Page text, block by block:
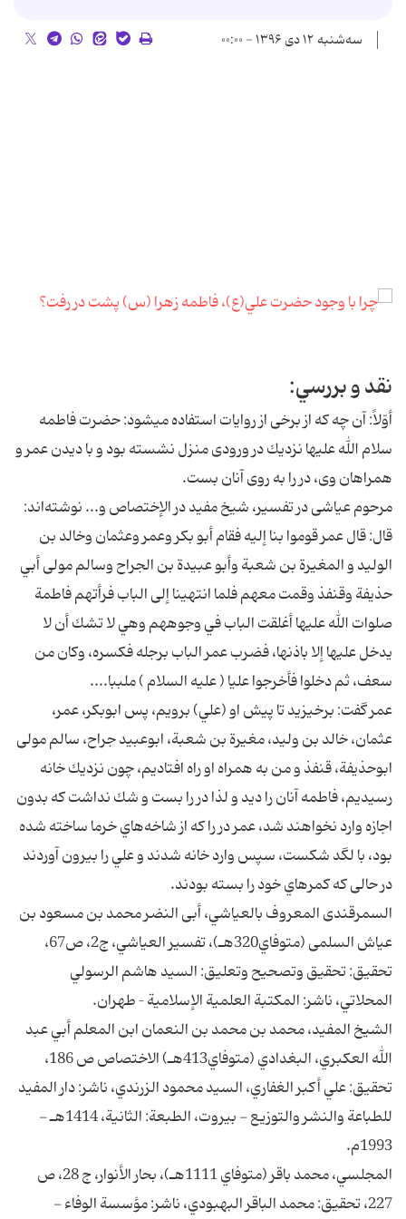
سه‌شنبه ۱۲ دی ۱۳۹۶ - ۰۰:۰۰
نقد و بررسي:
أوّلاً: آن چه كه از برخى از روايات استفاده مى‏شود: حضرت فاطمه
سلام الله عليها نزديك در ورودى منزل نشسته بود و با ديدن عمر و
همراهان وى، در را به روى آنان بست.
مرحوم عياشى در تفسير، شيخ مفيد در الإختصاص و... نوشته‌اند:
قال: قال عمر قوموا بنا إليه فقام أبو بكر وعمر وعثمان وخالد بن
الوليد و المغيرة بن شعبة وأبو عبيدة بن الجراح وسالم مولى أبي
حذيفة وقنفذ وقمت معهم فلما انتهينا إلى الباب فرأتهم فاطمة
صلوات الله عليها أغلقت الباب في وجوههم وهي لا تشك أن لا
يدخل عليها إلا باذنها، فضرب عمر الباب برجله فكسره، وكان من
سعف، ثم دخلوا فأخرجوا عليا ( عليه السلام ) ملببا....
عمر گفت: برخيزيد تا پيش او (علي) برويم، پس ابوبكر، عمر،
عثمان،‌ خالد بن وليد، مغيرة بن شعبة،‌ ابوعبيد جراح، سالم مولى
ابوحذيفة، قنفذ و من به همراه او راه افتاديم، چون نزديك خانه
رسيديم، فاطمه آنان را ديد و لذا در را بست و شك نداشت كه بدون
اجازه وارد نخواهند شد، عمر در را كه از شاخه‌هاي خرما ساخته شده
بود، با لگد شكست، سپس وارد خانه شدند و علي را بيرون آوردند
در حالى كه كمرهاي خود را بسته بودند.
السمرقندى المعروف بالعياشي، أبى النضر محمد بن مسعود بن
عياش السلمى (متوفاي320هـ)، تفسير العياشي، ج2، ص67،
تحقيق: تحقيق وتصحيح وتعليق: السيد هاشم الرسولي
المحلاتي، ناشر: المكتبة العلمية الإسلامية – طهران.
الشيخ المفيد، محمد بن محمد بن النعمان ابن المعلم أبي عبد
الله العكبري، البغدادي (متوفاي413هـ) الاختصاص ص 186،
تحقيق: علي أكبر الغفاري، السيد محمود الزرندي، ناشر: دار المفيد
للطباعة والنشر والتوزيع - بيروت، الطبعة: الثانية، 1414هـ -
1993م.
المجلسي، محمد باقر (متوفاي 1111هـ)، بحار الأنوار، ج 28، ص
227، تحقيق: محمد الباقر البهبودي، ناشر: مؤسسة الوفاء -